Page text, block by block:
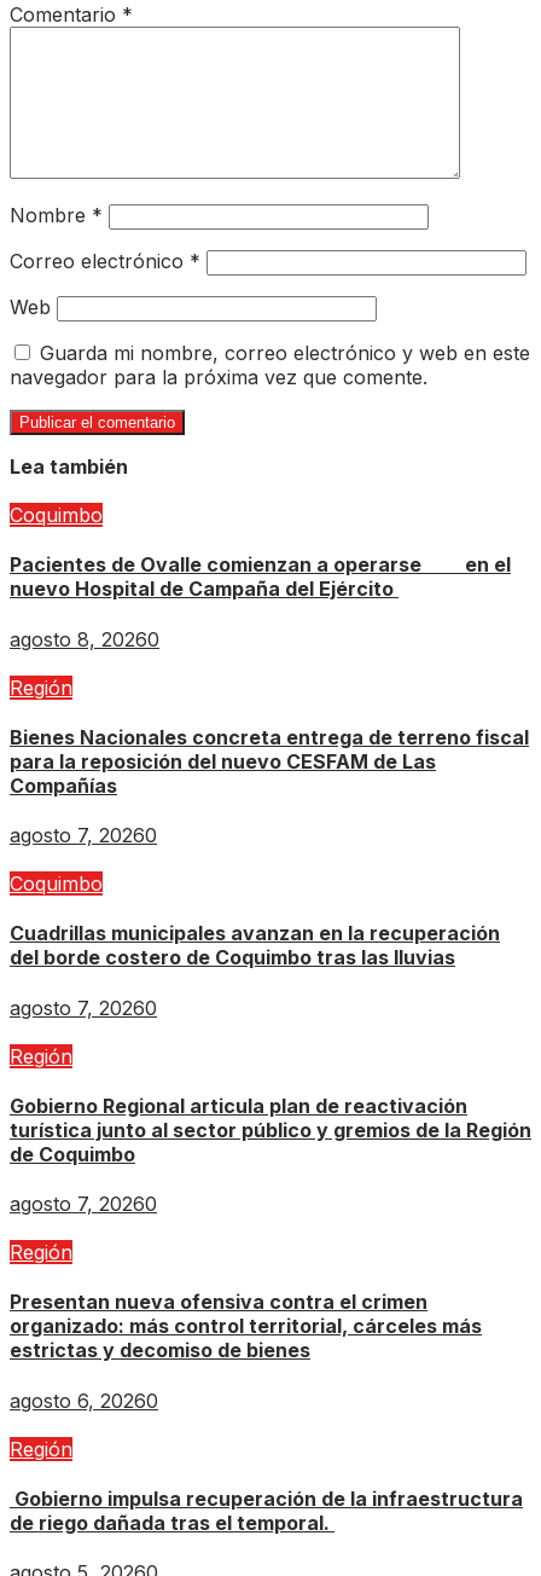
Comentario *
Nombre *
Correo electrónico *
Web
Guarda mi nombre, correo electrónico y web en este
navegador para la próxima vez que comente.
Lea también
Coquimbo
Pacientes de Ovalle comienzan a operarse en el
nuevo Hospital de Campaña del Ejército
agosto 8, 20260
Región
Bienes Nacionales concreta entrega de terreno fiscal
para la reposición del nuevo CESFAM de Las
Compañías
agosto 7, 20260
Coquimbo
Cuadrillas municipales avanzan en la recuperación
del borde costero de Coquimbo tras las lluvias
agosto 7, 20260
Región
Gobierno Regional articula plan de reactivación
turística junto al sector público y gremios de la Región
de Coquimbo
agosto 7, 20260
Región
Presentan nueva ofensiva contra el crimen
organizado: más control territorial, cárceles más
estrictas y decomiso de bienes
agosto 6, 20260
Región
Gobierno impulsa recuperación de la infraestructura
de riego dañada tras el temporal.